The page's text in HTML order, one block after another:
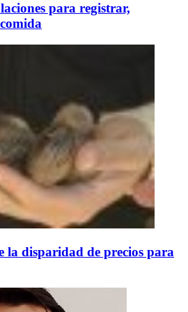
para registrar,
la disparidad de precios para